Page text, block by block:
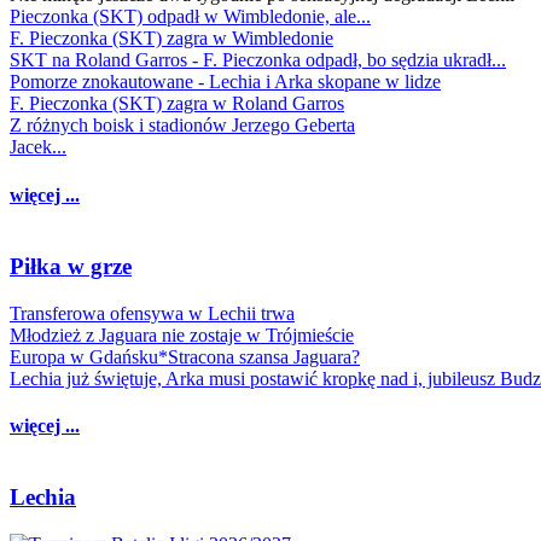
Pieczonka (SKT) odpadł w Wimbledonie, ale...
F. Pieczonka (SKT) zagra w Wimbledonie
SKT na Roland Garros - F. Pieczonka odpadł, bo sędzia ukradł...
Pomorze znokautowane - Lechia i Arka skopane w lidze
F. Pieczonka (SKT) zagra w Roland Garros
Z różnych boisk i stadionów Jerzego Geberta
Jacek...
więcej ...
Piłka w grze
Transferowa ofensywa w Lechii trwa
Młodzież z Jaguara nie zostaje w Trójmieście
Europa w Gdańsku*Stracona szansa Jaguara?
Lechia już świętuje, Arka musi postawić kropkę nad i, jubileusz
więcej ...
Lechia